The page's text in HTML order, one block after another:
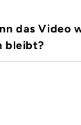
das Video
bleibt?